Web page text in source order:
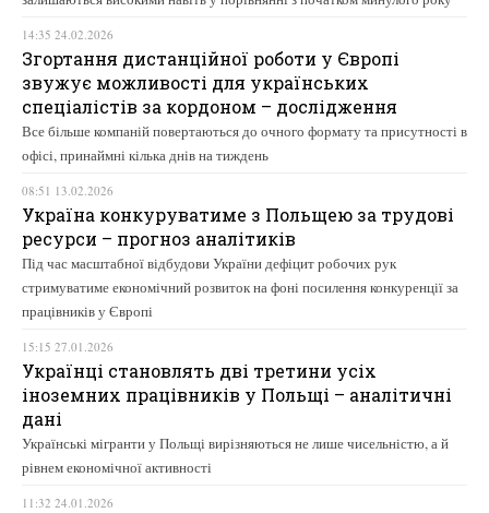
14:35 24.02.2026
Згортання дистанційної роботи у Європі
звужує можливості для українських
спеціалістів за кордоном – дослідження
Все більше компаній повертаються до очного формату та присутності в
офісі, принаймні кілька днів на тиждень
08:51 13.02.2026
Україна конкуруватиме з Польщею за трудові
ресурси – прогноз аналітиків
Під час масштабної відбудови України дефіцит робочих рук
стримуватиме економічний розвиток на фоні посилення конкуренції за
працівників у Європі
15:15 27.01.2026
Українці становлять дві третини усіх
іноземних працівників у Польщі – аналітичні
дані
Українські мігранти у Польщі вирізняються не лише чисельністю, а й
рівнем економічної активності
11:32 24.01.2026